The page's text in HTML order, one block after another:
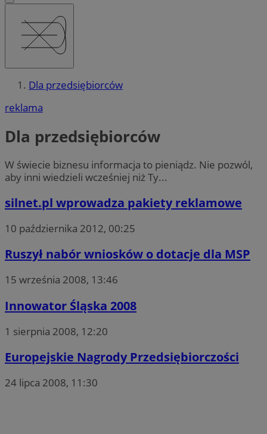
Dla przedsiębiorców
reklama
Dla przedsiębiorców
W świecie biznesu informacja to pieniądz. Nie pozwól,
aby inni wiedzieli wcześniej niż Ty...
silnet.pl wprowadza pakiety reklamowe
10 października 2012, 00:25
Ruszył nabór wniosków o dotacje dla MSP
15 września 2008, 13:46
Innowator Śląska 2008
1 sierpnia 2008, 12:20
Europejskie Nagrody Przedsiębiorczości
24 lipca 2008, 11:30